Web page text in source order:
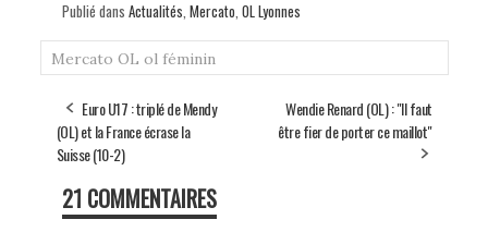
Publié dans Actualités Mercato OL Lyonnes
Mercato OL ol féminin
Euro U17 : triplé de Mendy
(OL) et la France écrase la
Suisse (10-2)
Wendie Renard (OL) : "Il faut
être fier de porter ce maillot"
21 COMMENTAIRES